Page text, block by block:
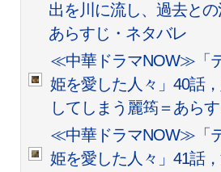
出を川に流し、過去と
あらすじ・ネタバレ
≪中華ドラマNOW≫「
姫を愛した人々」40話
してしまう麗筠＝あら
≪中華ドラマNOW≫「
姫を愛した人々」41話